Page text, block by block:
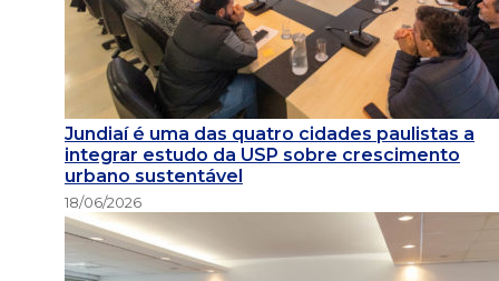
Jundiaí é uma das quatro cidades paulistas a
integrar estudo da USP sobre crescimento
urbano sustentável
18/06/2026